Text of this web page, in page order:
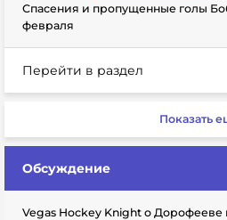
Спасения и пропущенные голы
февраля
Перейти в раздел
Показать
Обсуждение
Vegas Hockey Knight о